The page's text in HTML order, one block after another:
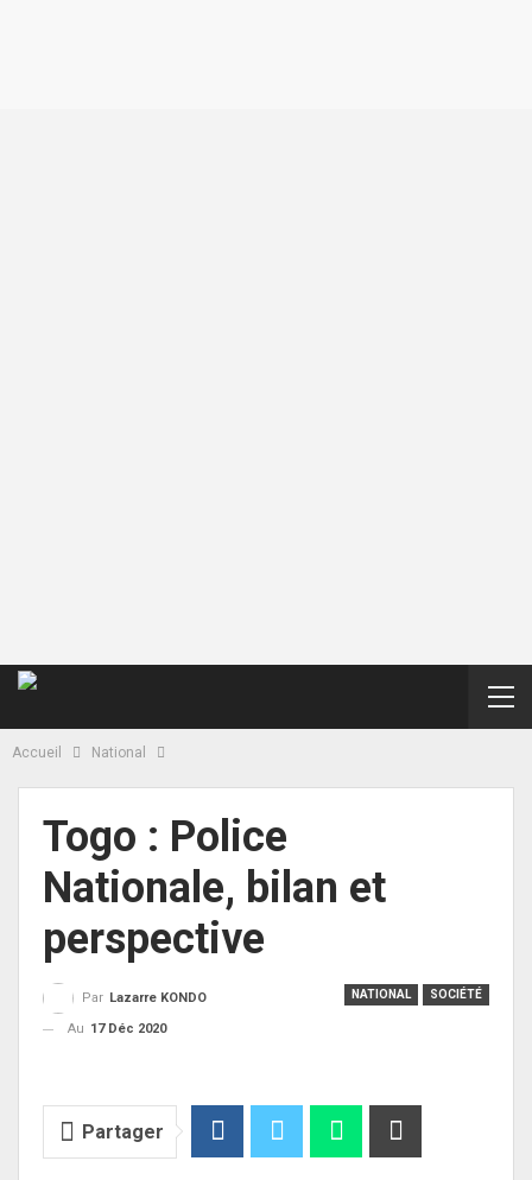
Accueil National
Togo : Police
Nationale, bilan et
perspective
NATIONAL SOCIÉTÉ
Par Lazarre KONDO
Au 17 Déc 2020
Partager